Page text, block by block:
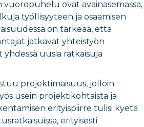
vuoropuhelu ovat avainasemassa,
työllisyyteen ja osaamisen
on tärkeää, että
jatkavat yhteistyön
yhdessä uusia ratkaisuja
projektimaisuus, jolloin
usein projektikohtaista ja
erityispiirre tulisi kyetä
erityisesti